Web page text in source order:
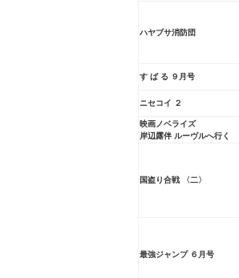
ハヤブサ消防団
す ば る ９月号
ニセコイ ２
映画ノベライズ
岸辺露伴 ルーヴルへ行く
国盗り合戦 〈二〉
最強ジャンプ ６月号